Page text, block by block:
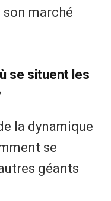
marché
se situent les
la dynamique
se
géants